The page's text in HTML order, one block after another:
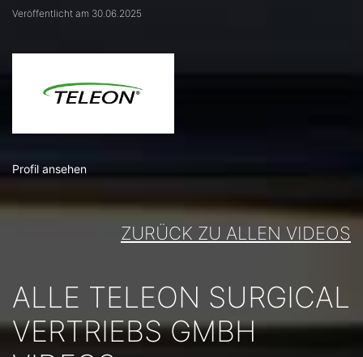
Veröffentlicht am 30.06.2025
Profil ansehen
ZURÜCK ZU ALLEN VIDEOS
ALLE TELEON SURGICAL
VERTRIEBS GMBH